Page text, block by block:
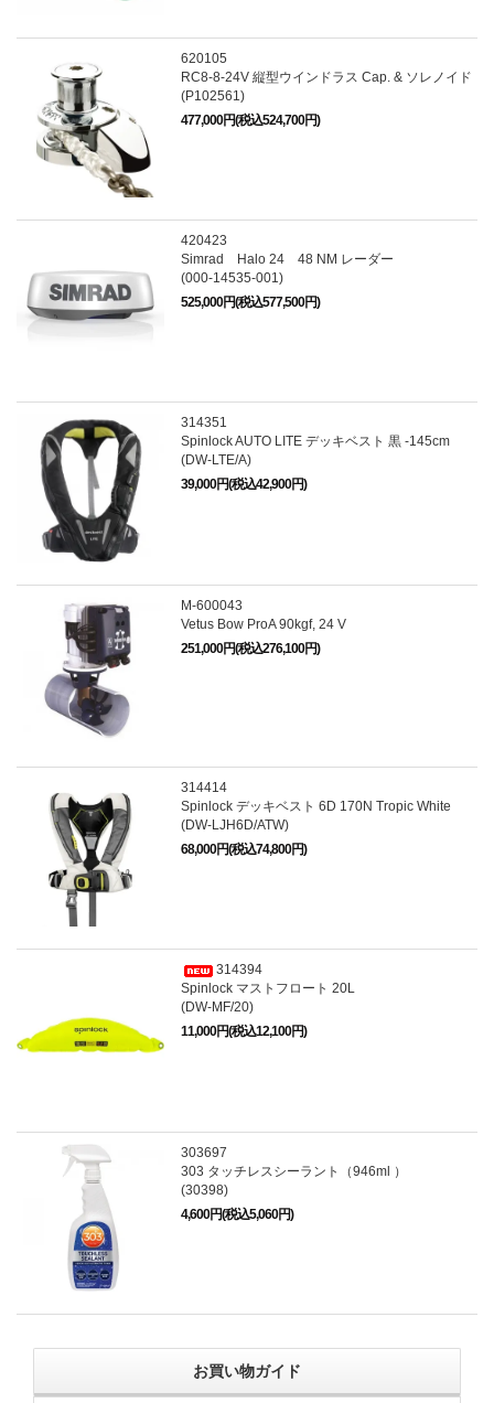
620105
RC8-8-24V 縦型ウインドラス Cap. & ソレノイド
(P102561)
477,000円(税込524,700円)
420423
Simrad Halo 24 48 NM レーダー
(000-14535-001)
525,000円(税込577,500円)
314351
Spinlock AUTO LITE デッキベスト 黒 -145cm
(DW-LTE/A)
39,000円(税込42,900円)
M-600043
Vetus Bow ProA 90kgf, 24 V
251,000円(税込276,100円)
314414
Spinlock デッキベスト 6D 170N Tropic White
(DW-LJH6D/ATW)
68,000円(税込74,800円)
314394
Spinlock マストフロート 20L
(DW-MF/20)
11,000円(税込12,100円)
303697
303 タッチレスシーラント（946ml ）
(30398)
4,600円(税込5,060円)
お買い物ガイド